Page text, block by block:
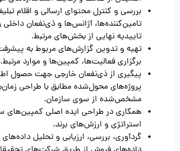
بررسی و کنترل محتوای ارسالی و اقلام
تامین‌کننده‌ها، آژانس‌ها و ذی‌نفعان
تاییدیه نهایی از بخش‌های مرتبط.
تهیه و تدوین گزارش‌های مربوط به پیشرفت
برگزاری فعالیت‌ها، کمپین‌ها و موارد مرتبط.
پیگیری از ذی‌نفعان خارجی جهت حصول
پروژه‌های محول‌شده مطابق با طراحی
مشخص‌شده از سوی سازمان.
همکاری در طراحی ایده اصلی کمپین‌های
استراتژی و ارزش‌های برند.
گردآوری، بررسی، ارزیابی و تحلیل